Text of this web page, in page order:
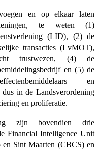
en op elkaar laten
te weten (1)
(LID), (2) de
transacties (LvMOT),
trustwezen, (4) de
en (5) de
en
dus in de Landsverordening
en proliferatie.
zijn bovendien drie
Financial Intelligence Unit
Sint Maarten (CBCS) en